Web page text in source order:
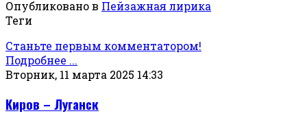
Опубликовано в Пейзажная лирика
Теги
Станьте первым комментатором!
Подробнее ...
Вторник, 11 марта 2025 14:33
Киров – Луганск